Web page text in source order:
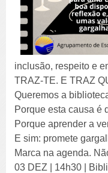
inclusão, respeito e
TRAZ-TE. E TRAZ
Queremos a
Porque esta causa é
Porque aprender a
E sim: promete
Marca na agenda.
03 DEZ | 14h30 |